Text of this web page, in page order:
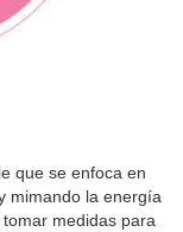
que se enfoca en
mimando la energía
medidas para